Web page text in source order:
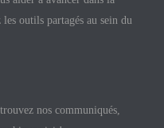
outils partagés au sein du
nos communiqués,